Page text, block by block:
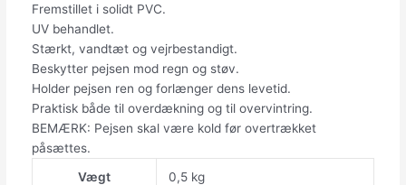
Fremstillet i solidt PVC.
UV behandlet.
Stærkt, vandtæt og vejrbestandigt.
Beskytter pejsen mod regn og støv.
Holder pejsen ren og forlænger dens levetid.
Praktisk både til overdækning og til overvintring.
BEMÆRK: Pejsen skal være kold før overtrækket
påsættes.
Vægt
0,5 kg